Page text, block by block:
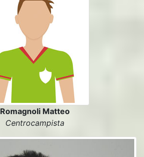
Romagnoli Matteo
Centrocampista